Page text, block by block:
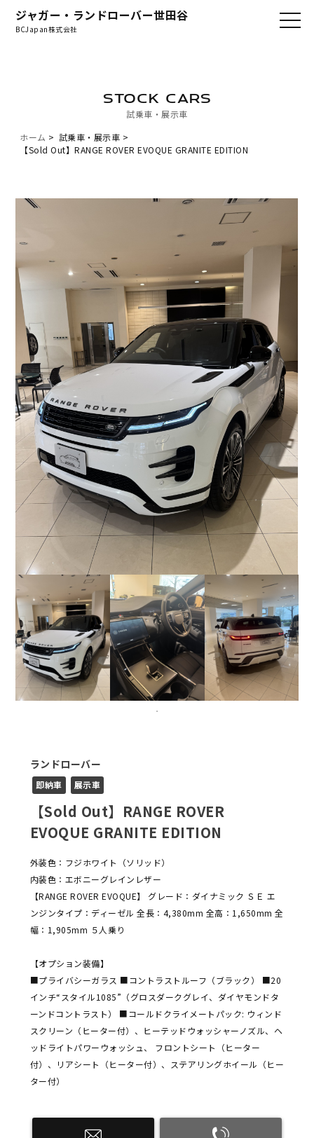
ジャガー・ランドローバー世田谷
BCJapan株式会社
試乗車・展示車
STOCK CARS
ホーム
試乗車・展示車
【Sold Out】RANGE ROVER EVOQUE GRANITE EDITION
ランドローバー
即納車 展示車
【Sold Out】RANGE ROVER
EVOQUE GRANITE EDITION
外装色：フジホワイト（ソリッド）
内装色：エボニーグレインレザー
【RANGE ROVER EVOQUE】 グレード：ダイナミック ＳＥ エ
ンジンタイプ：ディーゼル 全長：4,380mm 全高：1,650mm 全
幅：1,905mm ５人乗り
【オプション装備】
■プライバシーガラス ■コントラストルーフ（ブラック） ■20
インチ“スタイル1085”（グロスダークグレイ、ダイヤモンドタ
ーンドコントラスト） ■コールドクライメートパック: ウィンド
スクリーン（ヒーター付）、ヒーテッドウォッシャーノズル、ヘ
ッドライトパワーウォッシュ、 フロントシート（ヒーター
付）、リアシート（ヒーター付）、ステアリングホイール（ヒー
ター付）